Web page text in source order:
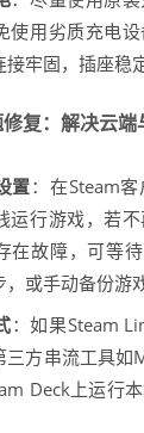
使用劣质充电设
牢固，插座稳定
修复：解决云
置：在Steam
运行游戏，若
在故障，可等
或手动备份游
：如果Steam
三方串流工具如
Deck上运行